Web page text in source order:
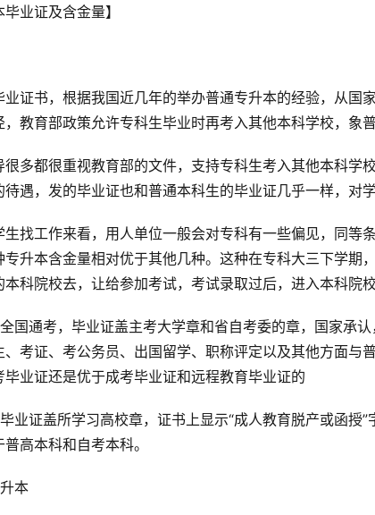
毕业证及含金量】
业证书，根据我国近几年的举办普通专升本的经验，从国
，教育部政策允许专科生毕业时再考入其他本科学校，象
很多都很重视教育部的文件，支持专科生考入其他本科学
遇，发的毕业证也和普通本科生的毕业证几乎一样，对
生找工作来看，用人单位一般会对专科有一些偏见，同等
专升本含金量相对优于其他几种。这种在专科大三下学期
科院校去，让给参加考试，考试录取过后，进入本科院校
国通考，毕业证盖主考大学章和省自考委的章，国家承
、考证、考公务员、出国留学、职称评定以及其他方面与
毕业证还是优于成考毕业证和远程教育毕业证的
业证盖所学习高校章，证书上显示“成人教育脱产或函授
高本科和自考本科。
本